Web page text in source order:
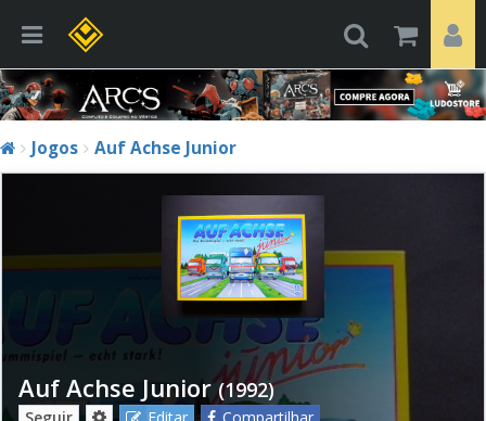
Jogos Auf Achse Junior
Auf Achse Junior (1992)